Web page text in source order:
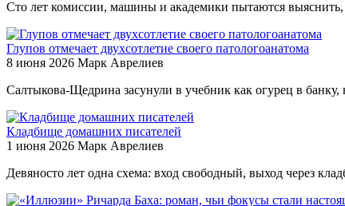
Сто лет комиссии, машины и академики пытаются
Глупов отмечает двухсотлетие своего патологоанатома
8 июня 2026 Марк Аврелиев
Салтыкова-Щедрина засунули в учебник как огурец в банку,
Кладбище домашних писателей
1 июня 2026 Марк Аврелиев
Девяносто лет одна схема: вход свободный, выход через